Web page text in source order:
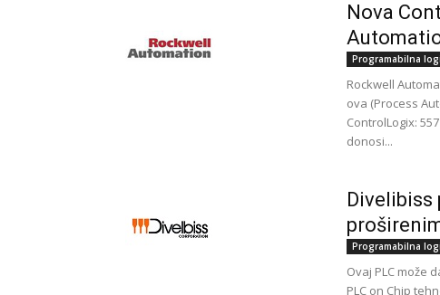
Nova
Programabilna
Rockwell
ova (Process
ControlLogix:
donosi...
Divelibiss
Programabilna
Ovaj PLC može
PLC on Chip